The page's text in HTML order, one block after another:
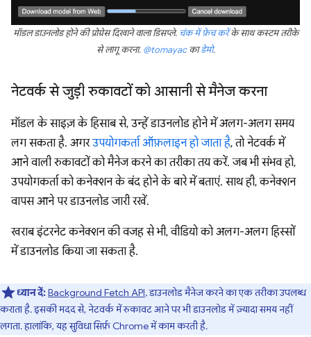
मॉडल डाउनलोड होने की प्रोग्रेस दिखाने वाला डिसप्ले. चंक में फ़ेच करेंके साथ कस्टम तरीके
से लागू करना. @tomayacकाडेमो.
नेटवर्क से जुड़ी रुकावटों को आसानी से मैनेज करना
मॉडल के साइज़ के हिसाब से, उन्हें डाउनलोड होने में अलग-अलग समय
लग सकता है. अगरउपयोगकर्ता ऑफ़लाइन हो जाता है, तो नेटवर्क में
आने वाली रुकावटों को मैनेज करने का तरीका तय करें. जब भी संभव हो,
उपयोगकर्ता को कनेक्शन के बंद होने के बारे में बताएं. साथ ही, कनेक्शन
वापस आने पर डाउनलोड जारी रखें.
खराब इंटरनेट कनेक्शन की वजह से भी, वीडियो को अलग-अलग हिस्सों
में डाउनलोड किया जा सकता है.
ध्यान दें:Background Fetch API, डाउनलोड मैनेज करने का एक तरीका उपलब्ध
कराता है. इसकी मदद से, नेटवर्क में रुकावट आने पर भी डाउनलोड में ज़्यादा समय नहीं
लगता. हालांकि, यह सुविधा सिर्फ़ Chrome में काम करती है.